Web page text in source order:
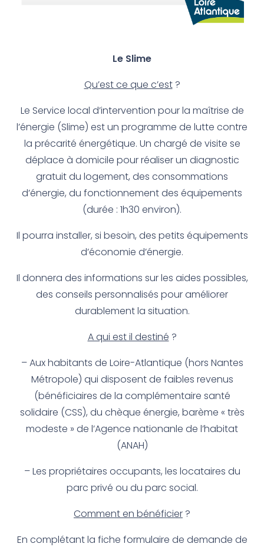
Le Slime
Qu’est ce que c’est?
Le Service local d’intervention pour la maîtrise de
l’énergie (Slime) est un programme de lutte contre
la précarité énergétique. Un chargé de visite se
déplace à domicile pour réaliser un diagnostic
gratuit du logement, des consommations
d’énergie, du fonctionnement des équipements
(durée : 1h30 environ).
Il pourra installer, si besoin, des petits équipements
d’économie d’énergie.
Il donnera des informations sur les aides possibles,
des conseils personnalisés pour améliorer
durablement la situation.
A qui est il destiné ?
– Aux habitants de Loire-Atlantique (hors Nantes
Métropole) qui disposent de faibles revenus
(bénéficiaires de la complémentaire santé
solidaire (CSS), du chèque énergie, barème « très
modeste » de l’Agence nationanle de l’habitat
(ANAH)
– Les propriétaires occupants, les locataires du
parc privé ou du parc social.
Comment en bénéficier ?
En complétant la fiche formulaire de demande de